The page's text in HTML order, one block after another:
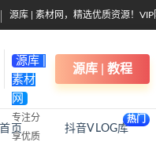
源库 | 素材网，精选优质资源！VIP
源库 |
素材
网
专注分
享优质
源库 | 教程
首页 抖音VLOG库
热门